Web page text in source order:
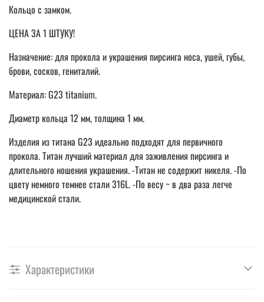
Кольцо с замком.
ЦЕНА ЗА 1 ШТУКУ!
Назначение: для прокола и украшения пирсинга носа, ушей, губы,
брови, сосков, гениталий.
Материал: G23 titanium.
Диаметр кольца 12 мм, толщина 1 мм.
Изделия из титана G23 идеально подходят для первичного
прокола. Титан лучший материал для заживления пирсинга и
длительного ношения украшения. -Титан не содержит никеля. -По
цвету немного темнее стали 316L. -По весу ~ в два раза легче
медицинской стали.
Характеристики